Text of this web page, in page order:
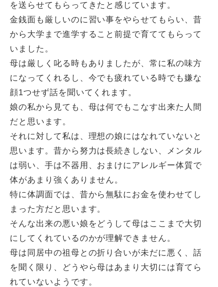
を送らせてもらってきたと感じています。
金銭面も厳しいのに習い事をやらせてもらい、昔
から大学まで進学すること前提で育ててもらって
いました。
母は厳しく叱る時もありましたが、常に私の味方
になってくれるし、今でも疲れている時でも嫌な
顔1つせず話を聞いてくれます。
娘の私から見ても、母は何でもこなす出来た人間
だと思います。
それに対して私は、理想の娘にはなれていないと
思います。昔から努力は長続きしない、メンタル
は弱い、手は不器用、おまけにアレルギー体質で
体があまり強くありません。
特に体調面では、昔から無駄にお金を使わせてし
まった方だと思います。
そんな出来の悪い娘をどうして母はここまで大切
にしてくれているのかが理解できません。
母は同居中の祖母との折り合いが未だに悪く、話
を聞く限り、どうやら母はあまり大切には育てら
れていないようです。